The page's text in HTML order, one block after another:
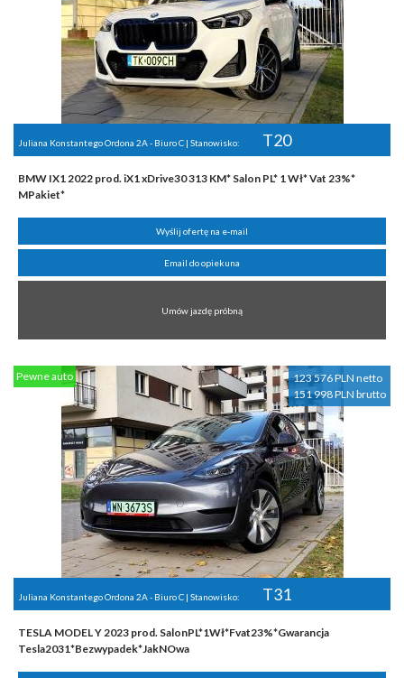
Juliana Konstantego Ordona 2A - Biuro C | Stanowisko: T20
BMW IX1 2022 prod. iX1 xDrive30 313 KM* Salon PL* 1 Wł* Vat 23%*
MPakiet*
Wyślij ofertę na e-mail
Email do opiekuna
Umów jazdę próbną
123 576 PLN netto
151 998 PLN brutto
Pewne auto
Juliana Konstantego Ordona 2A - Biuro C | Stanowisko: T31
TESLA MODEL Y 2023 prod. SalonPL*1Wł*Fvat23%*Gwarancja
Tesla2031*Bezwypadek*JakNOwa